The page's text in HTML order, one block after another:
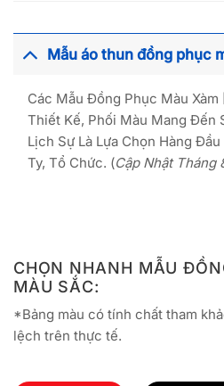
Mẫu áo thun đồng phục
Các Mẫu Đồng Phục Màu
Thiết Kế, Phối Màu Mang Đến
Lịch Sự Là Lựa Chọn Hàng
Ty, Tổ Chức. (Cập Nhật Tháng
CHỌN NHANH MẪU
MÀU SẮC:
*Bảng màu có tính chất tham
lệch trên thực tế.